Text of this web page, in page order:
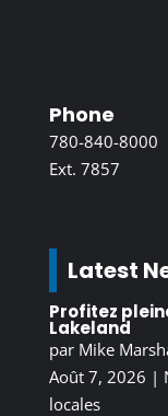
Phone
780-840-8000
Ext. 7857
Latest
Profitez
Lakeland
par Mike
Août 7, 2026 |
locales